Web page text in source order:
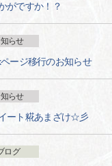
がですか！？
らせ
ージ移行のお知らせ
らせ
ート糀あまざけ☆彡
ログ